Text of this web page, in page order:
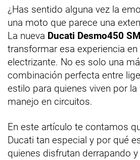
¿Has sentido alguna vez la
una moto que parece una
La nueva Ducati Desmo450 SM
transformar esa experiencia
electrizante. No es solo una
combinación perfecta entre
estilo para quienes viven por
manejo en circuitos.
En este artículo te contamos
Ducati tan especial y por qué
quienes disfrutan derrapando